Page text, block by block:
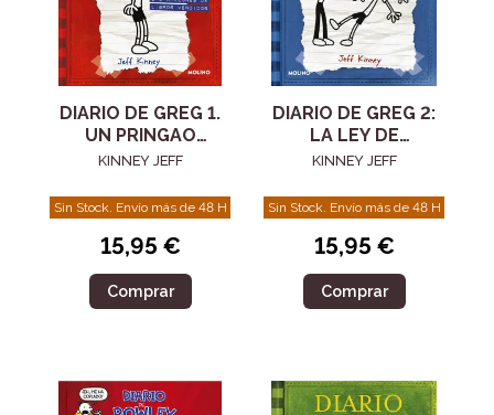
DIARIO DE GREG 1.
UN PRINGAO
TOTAL.
KINNEY JEFF
Sin Stock. Envío más de 48 H
15,95 €
Comprar
DIARIO DE GREG 2:
LA LEY DE
RODRICK
KINNEY JEFF
Sin Stock. Envío más de 48 H
15,95 €
Comprar